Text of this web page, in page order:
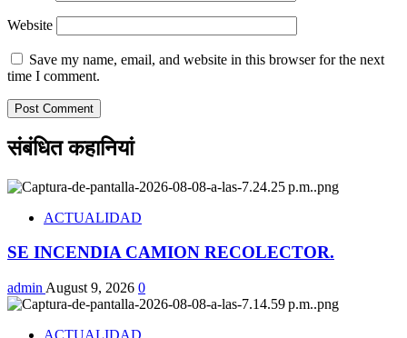
Website
Save my name, email, and website in this browser for the next
time I comment.
संबंधित कहानियां
ACTUALIDAD
SE INCENDIA CAMION RECOLECTOR.
admin August 9, 2026 0